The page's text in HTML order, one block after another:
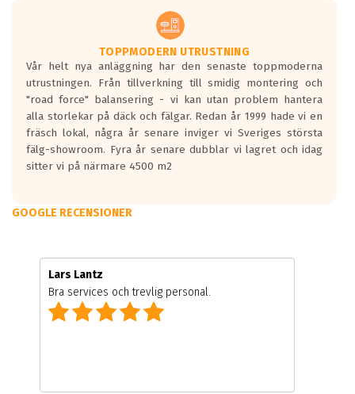
TOPPMODERN UTRUSTNING
Vår helt nya anläggning har den senaste toppmoderna
utrustningen. Från tillverkning till smidig montering och
"road force" balansering - vi kan utan problem hantera
alla storlekar på däck och fälgar. Redan år 1999 hade vi en
fräsch lokal, några år senare inviger vi Sveriges största
fälg-showroom. Fyra år senare dubblar vi lagret och idag
sitter vi på närmare 4500 m2
GOOGLE RECENSIONER
Lars Lantz
Bra services och trevlig personal.